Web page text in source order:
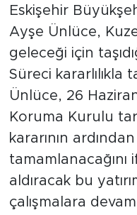
Eskişehir
Ayşe Ünlüce,
geleceği için
Süreci kararlılıkla
Ünlüce, 26
Koruma Kurulu
kararının
aldıracak bu
çalışmalara